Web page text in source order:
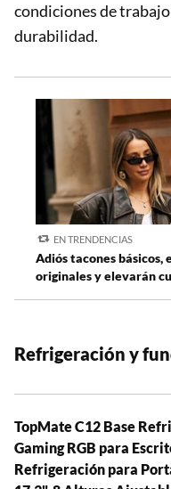
condiciones de
durabilidad.
EN TRENDENCIAS
Adiós tacones básicos,
originales y elevarán
Refrigeración y
TopMate C12 Base
Gaming RGB para
Refrigeración para